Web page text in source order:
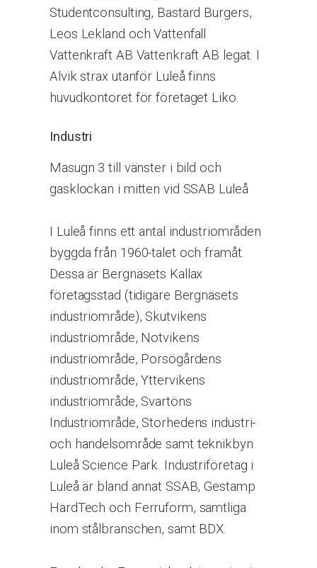
Studentconsulting, Bastard Burgers,
Leos Lekland och Vattenfall
Vattenkraft AB Vattenkraft AB legat. I
Alvik strax utanför Luleå finns
huvudkontoret för företaget Liko.
Industri
Masugn 3 till vänster i bild och
gasklockan i mitten vid SSAB Luleå
I Luleå finns ett antal industriområden
byggda från 1960-talet och framåt.
Dessa är Bergnäsets Kallax
företagsstad (tidigare Bergnäsets
industriområde), Skutvikens
industriområde, Notvikens
industriområde, Porsögårdens
industriområde, Yttervikens
industriområde, Svartöns
Industriområde, Storhedens industri-
och handelsområde samt teknikbyn
Luleå Science Park. Industriföretag i
Luleå är bland annat SSAB, Gestamp
HardTech och Ferruform, samtliga
inom stålbranschen, samt BDX.